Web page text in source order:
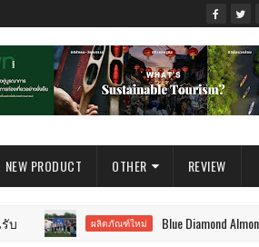
NEW PRODUCT OTHER REVIEW
ผลิตภัณฑ์ใหม่ Blue Diamond Almond